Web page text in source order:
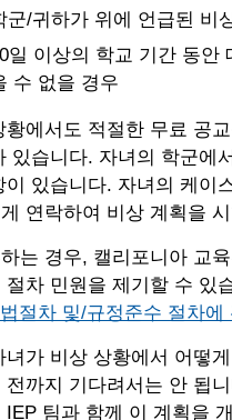
군/귀하가 위에 언급된 비
일 이상의 학교 기간 동안
수 없을 경우
에서도 적절한 무료 공
있습니다. 자녀의 학군에
이 있습니다. 자녀의 케이
연락하여 비상 계획을
는 경우, 캘리포니아 교
절차 민원을 제기할 수 있
절차 및/규정준수 절차에
녀가 비상 상황에서 어떻
전까지 기다려서는 안 됩
IEP 팀과 함께 이 계획을